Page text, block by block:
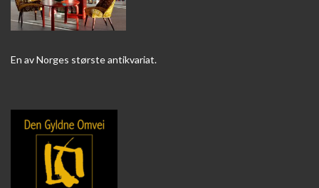
En av Norges største antikvariat.